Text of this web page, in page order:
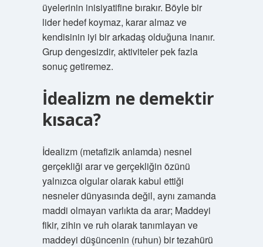
üyelerinin inisiyatifine bırakır. Böyle bir
lider hedef koymaz, karar almaz ve
kendisinin iyi bir arkadaş olduğuna inanır.
Grup dengesizdir, aktiviteler pek fazla
sonuç getiremez.
İdealizm ne demektir
kısaca?
İdealizm (metafizik anlamda) nesnel
gerçekliği arar ve gerçekliğin özünü
yalnızca olgular olarak kabul ettiği
nesneler dünyasında değil, aynı zamanda
maddi olmayan varlıkta da arar; Maddeyi
fikir, zihin ve ruh olarak tanımlayan ve
maddeyi düşüncenin (ruhun) bir tezahürü